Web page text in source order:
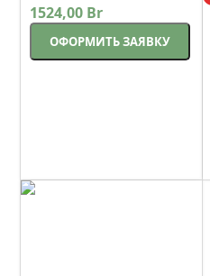
бежевый
1524,00 Br
ОФОРМИТЬ ЗАЯВКУ